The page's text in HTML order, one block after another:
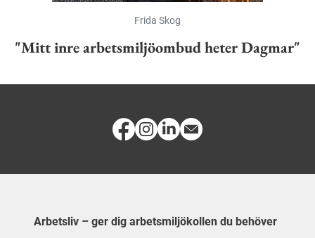
Frida Skog
"Mitt inre arbetsmiljöombud heter Dagmar"
Arbetsliv – ger dig arbetsmiljökollen du behöver